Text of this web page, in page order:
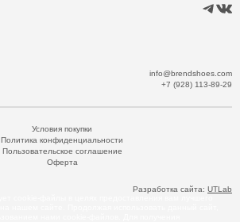
info@brendshoes.com
+7 (928) 113-89-29
Условия покупки
Политика конфиденциальности
Пользовательское соглашение
Оферта
Разработка сайта: UTLab